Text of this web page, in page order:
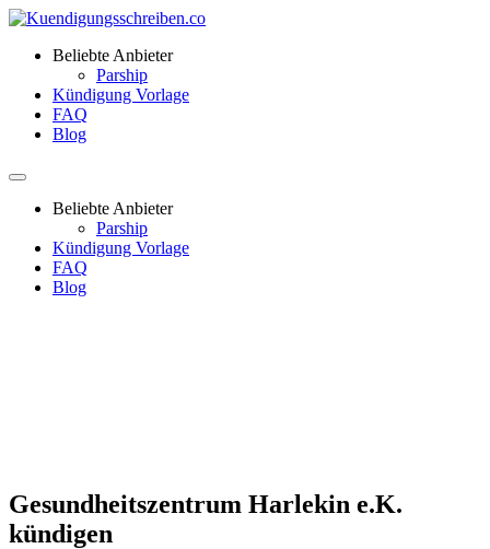
Beliebte Anbieter
Parship
Kündigung Vorlage
FAQ
Blog
Beliebte Anbieter
Parship
Kündigung Vorlage
FAQ
Blog
Gesundheitszentrum Harlekin e.K.
kündigen